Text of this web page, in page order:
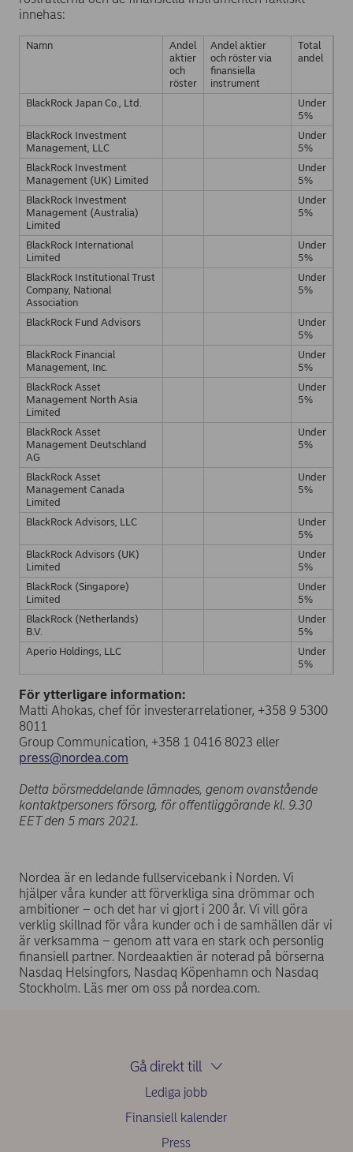
innehas:
Namn
Andel
aktier
och
röster
Andel aktier
och röster via
finansiella
instrument
Total
andel
BlackRock Japan Co., Ltd.
Under
5%
BlackRock Investment
Management, LLC
Under
5%
BlackRock Investment
Management (UK) Limited
Under
5%
BlackRock Investment
Management (Australia)
Limited
Under
5%
BlackRock International
Limited
Under
5%
BlackRock Institutional Trust
Company, National
Association
Under
5%
BlackRock Fund Advisors
Under
5%
BlackRock Financial
Management, Inc.
Under
5%
BlackRock Asset
Management North Asia
Limited
Under
5%
BlackRock Asset
Management Deutschland
AG
Under
5%
BlackRock Asset
Management Canada
Limited
Under
5%
BlackRock Advisors, LLC
Under
5%
BlackRock Advisors (UK)
Limited
Under
5%
BlackRock (Singapore)
Limited
Under
5%
BlackRock (Netherlands)
B.V.
Under
5%
Aperio Holdings, LLC
Under
5%
För ytterligare information:
Matti Ahokas, chef för investerarrelationer, +358 9 5300
8011
Group Communication, +358 1 0416 8023 eller
press@nordea.com
Detta börsmeddelande lämnades, genom ovanstående
kontaktpersoners försorg, för offentliggörande kl. 9.30
EET den 5 mars 2021.
Nordea är en ledande fullservicebank i Norden. Vi
hjälper våra kunder att förverkliga sina drömmar och
ambitioner – och det har vi gjort i 200 år. Vi vill göra
verklig skillnad för våra kunder och i de samhällen där vi
är verksamma – genom att vara en stark och personlig
finansiell partner. Nordeaaktien är noterad på börserna
Nasdaq Helsingfors, Nasdaq Köpenhamn och Nasdaq
Stockholm. Läs mer om oss på nordea.com.
Gå direkt till
Lediga jobb
Finansiell kalender
Press